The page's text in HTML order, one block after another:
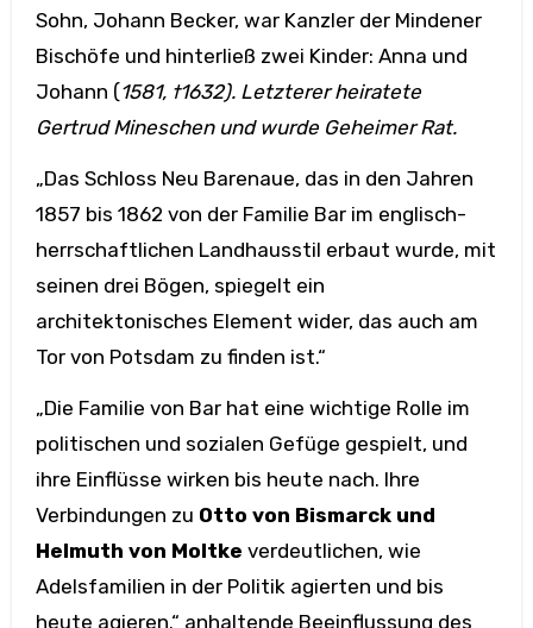
Sohn, Johann Becker, war Kanzler der Mindener
Bischöfe und hinterließ zwei Kinder: Anna und
Johann (1581, †1632). Letzterer heiratete
Gertrud Mineschen und wurde Geheimer Rat.
„Das Schloss Neu Barenaue, das in den Jahren
1857 bis 1862 von der Familie Bar im englisch-
herrschaftlichen Landhausstil erbaut wurde, mit
seinen drei Bögen, spiegelt ein
architektonisches Element wider, das auch am
Tor von Potsdam zu finden ist.“
„Die Familie von Bar hat eine wichtige Rolle im
politischen und sozialen Gefüge gespielt, und
ihre Einflüsse wirken bis heute nach. Ihre
Verbindungen zu Otto von Bismarck und
Helmuth von Moltke verdeutlichen, wie
Adelsfamilien in der Politik agierten und bis
heute agieren.“ anhaltende Beeinflussung des